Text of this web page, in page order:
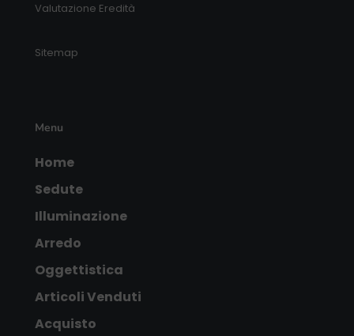
Valutazione Eredità
Sitemap
Menu
Home
Sedute
Illuminazione
Arredo
Oggettistica
Articoli Venduti
Acquisto